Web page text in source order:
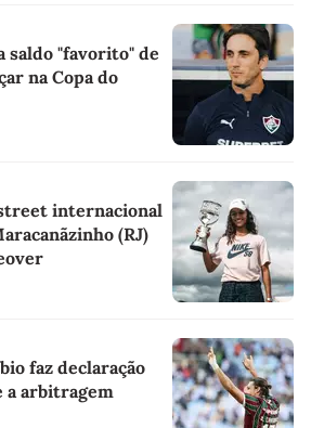
saldo "favorito" de
na Copa do
internacional
(RJ)
faz declaração
a arbitragem